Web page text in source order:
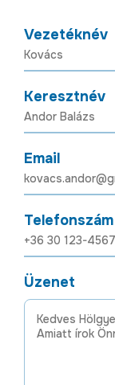
Vezetéknév
Keresztnév
Email
Telefonszám
Üzenet